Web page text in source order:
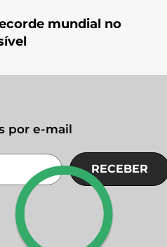
mundial no
por e-mail
RECEBER